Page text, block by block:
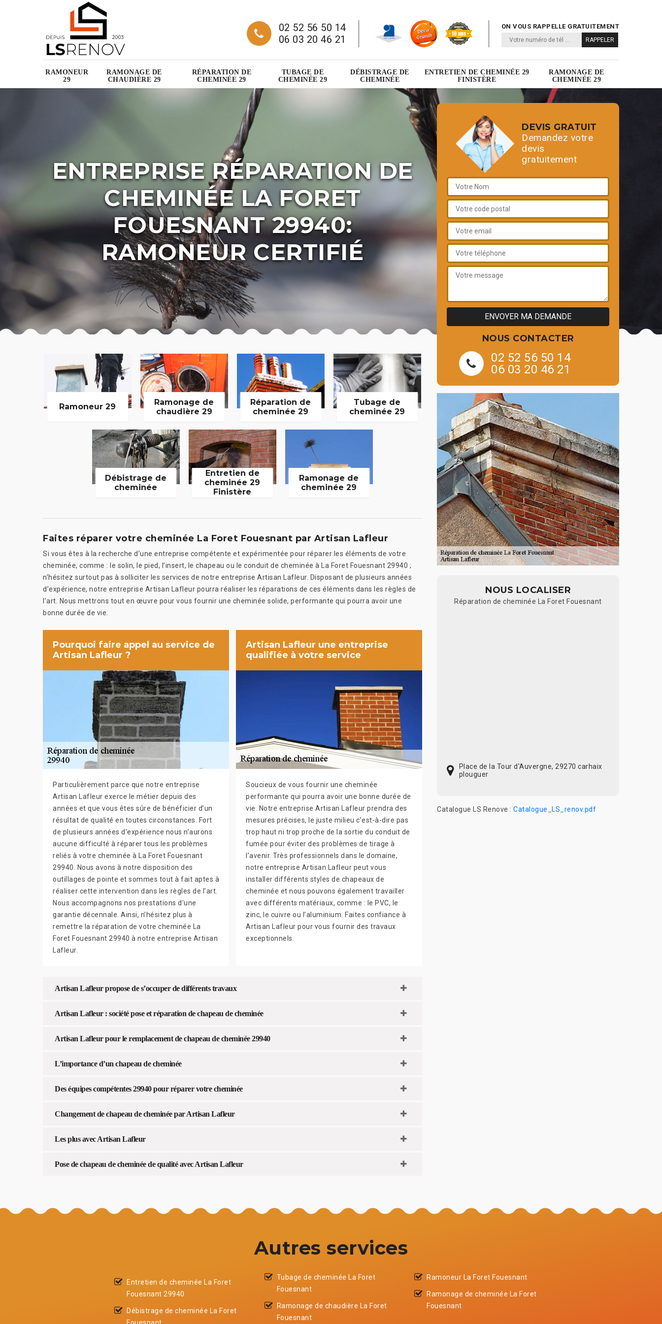
02 52 56 50 14
06 03 20 46 21
ON VOUS RAPPELLE GRATUITEMENT
RAMONEUR
29
RAMONAGE DE
CHAUDIÈRE 29
RÉPARATION DE
CHEMINÉE 29
TUBAGE DE
CHEMINÉE 29
DÉBISTRAGE DE
CHEMINÉE
ENTRETIEN DE CHEMINÉE 29
FINISTÈRE
RAMONAGE DE
CHEMINÉE 29
ENTREPRISE RÉPARATION DE
CHEMINÉE LA FORET
FOUESNANT 29940:
RAMONEUR CERTIFIÉ
Ramoneur 29
Ramonage de
chaudière 29
Réparation de
cheminée 29
Tubage de
cheminée 29
Débistrage de
cheminée
Entretien de
cheminée 29
Finistère
Ramonage de
cheminée 29
Faites réparer votre cheminée La Foret Fouesnant par Artisan Lafleur
Si vous êtes à la recherche d’une entreprise compétente et expérimentée pour réparer les éléments de votre
cheminée, comme : le solin, le pied, l’insert, le chapeau ou le conduit de cheminée à La Foret Fouesnant 29940 ;
n’hésitez surtout pas à solliciter les services de notre entreprise Artisan Lafleur. Disposant de plusieurs années
d’expérience, notre entreprise Artisan Lafleur pourra réaliser les réparations de ces éléments dans les règles de
l’art. Nous mettrons tout en œuvre pour vous fournir une cheminée solide, performante qui pourra avoir une
bonne durée de vie.
Pourquoi faire appel au service de
Artisan Lafleur ?
Particulièrement parce que notre entreprise
Artisan Lafleur exerce le métier depuis des
années et que vous êtes sûre de bénéficier d’un
résultat de qualité en toutes circonstances. Fort
de plusieurs années d’expérience nous n’aurons
aucune difficulté à réparer tous les problèmes
reliés à votre cheminée à La Foret Fouesnant
29940. Nous avons à notre disposition des
outillages de pointe et sommes tout à fait aptes à
réaliser cette intervention dans les règles de l’art.
Nous accompagnons nos prestations d’une
garantie décennale. Ainsi, n’hésitez plus à
remettre la réparation de votre cheminée La
Foret Fouesnant 29940 à notre entreprise Artisan
Lafleur.
Artisan Lafleur une entreprise
qualifiée à votre service
Soucieux de vous fournir une cheminée
performante qui pourra avoir une bonne durée de
vie. Notre entreprise Artisan Lafleur prendra des
mesures précises, le juste milieu c’est-à-dire pas
trop haut ni trop proche de la sortie du conduit de
fumée pour éviter des problèmes de tirage à
l’avenir. Très professionnels dans le domaine,
notre entreprise Artisan Lafleur peut vous
installer différents styles de chapeaux de
cheminée et nous pouvons également travailler
avec différents matériaux, comme : le PVC, le
zinc, le cuivre ou l’aluminium. Faites confiance à
Artisan Lafleur pour vous fournir des travaux
exceptionnels.
Artisan Lafleur propose de s’occuper de différents travaux
Artisan Lafleur : société pose et réparation de chapeau de cheminée
Artisan Lafleur pour le remplacement de chapeau de cheminée 29940
L’importance d’un chapeau de cheminée
Des équipes compétentes 29940 pour réparer votre cheminée
Changement de chapeau de cheminée par Artisan Lafleur
Les plus avec Artisan Lafleur
Pose de chapeau de cheminée de qualité avec Artisan Lafleur
DEVIS GRATUIT
Demandez votre
devis
gratuitement
NOUS CONTACTER
02 52 56 50 14
06 03 20 46 21
NOUS LOCALISER
Réparation de cheminée La Foret Fouesnant
Place de la Tour d'Auvergne, 29270 carhaix
plouguer
Catalogue LS Renove : Catalogue_LS_renov.pdf
Autres services
Entretien de cheminée La Foret
Fouesnant 29940
Débistrage de cheminée La Foret
Fouesnant
Tubage de cheminée La Foret
Fouesnant
Ramonage de chaudière La Foret
Fouesnant
Ramoneur La Foret Fouesnant
Ramonage de cheminée La Foret
Fouesnant